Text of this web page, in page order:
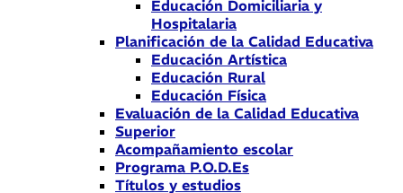
Educación Domiciliaria y
Hospitalaria
Planificación de la Calidad Educativa
Educación Artística
Educación Rural
Educación Física
Evaluación de la Calidad Educativa
Superior
Acompañamiento escolar
Programa P.O.D.Es
Títulos y estudios